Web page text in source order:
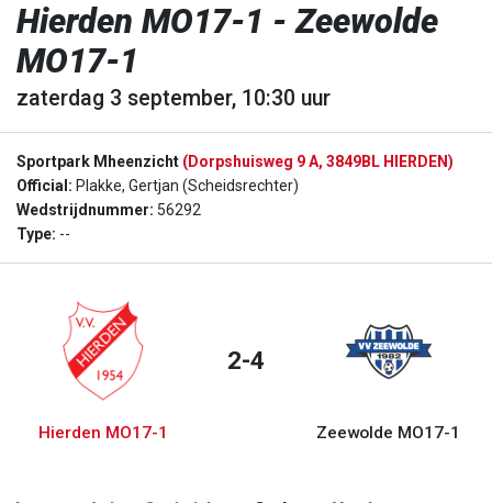
Hierden MO17-1 - Zeewolde
MO17-1
zaterdag 3 september, 10:30 uur
Sportpark Mheenzicht (Dorpshuisweg 9 A, 3849BL HIERDEN)
Official: Plakke, Gertjan (Scheidsrechter)
Wedstrijdnummer: 56292
Type: --
Hierden MO17-1
2-4
Zeewolde MO17-1